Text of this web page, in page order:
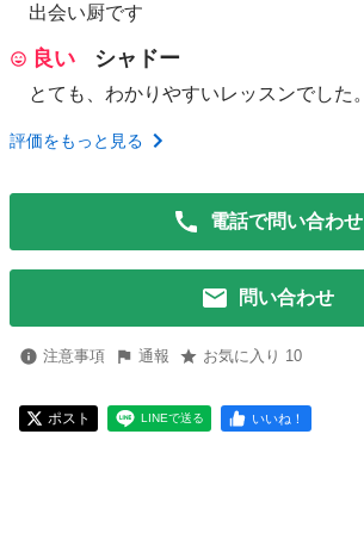
出会い厨です
良い シャドー
とても、わかりやすいレッスンでした。
評価をもっと見る
電話で問い合わせ
問い合わせ
注意事項 通報 お気に入り 10
ポスト LINEで送る いいね！